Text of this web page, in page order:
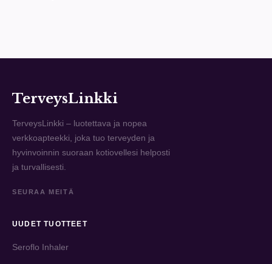
TerveysLinkki
TerveysLinkki – luotettava ja nopea
verkkoapteekki, joka tuo terveyden ja
hyvinvoinnin suoraan kotiovellesi helposti
ja turvallisesti.
SEURAA MEITÄ
UUDET TUOTTEET
Seroflo Inhaler